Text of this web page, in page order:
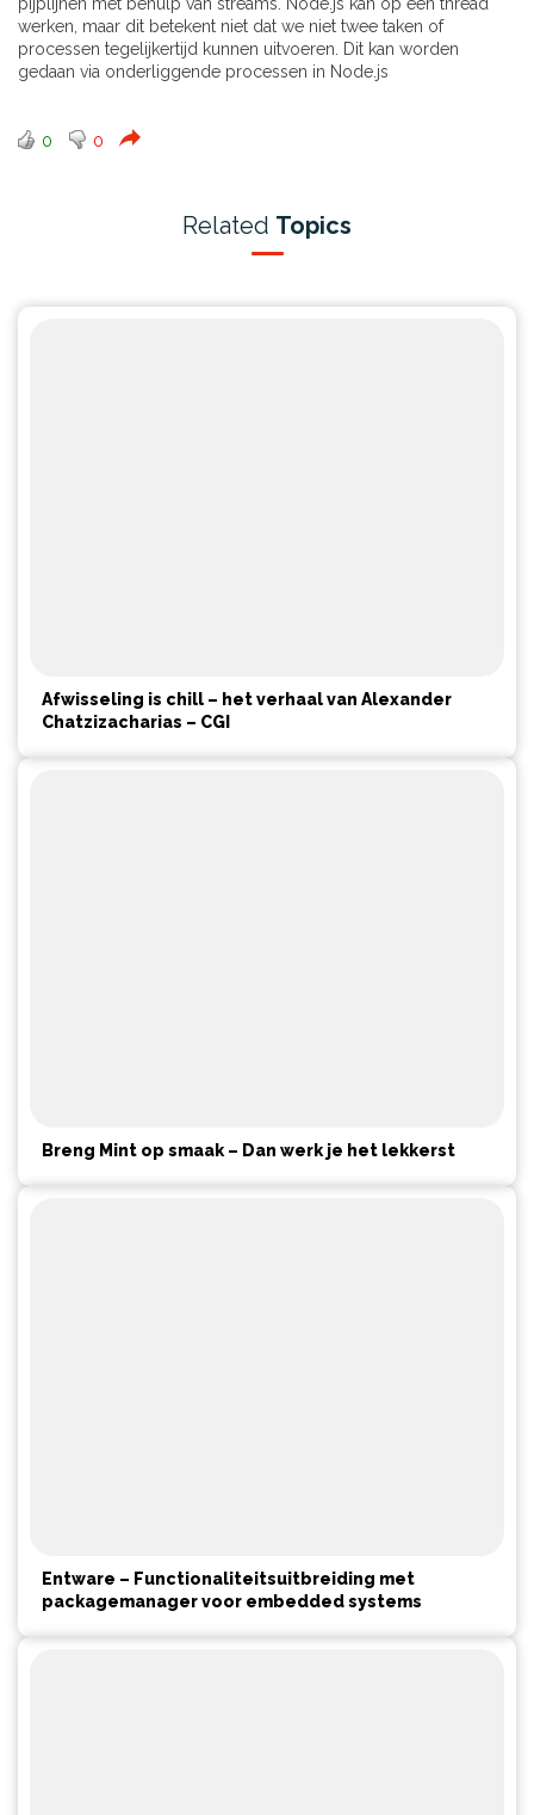
werken, maar dit betekent niet dat we niet twee taken of
processen tegelijkertijd kunnen uitvoeren. Dit kan worden
gedaan via onderliggende processen in Node.js
0 0
Related Topics
Afwisseling is chill – het verhaal van Alexander
Chatzizacharias – CGI
Breng Mint op smaak – Dan werk je het lekkerst
Entware – Functionaliteitsuitbreiding met
packagemanager voor embedded systems